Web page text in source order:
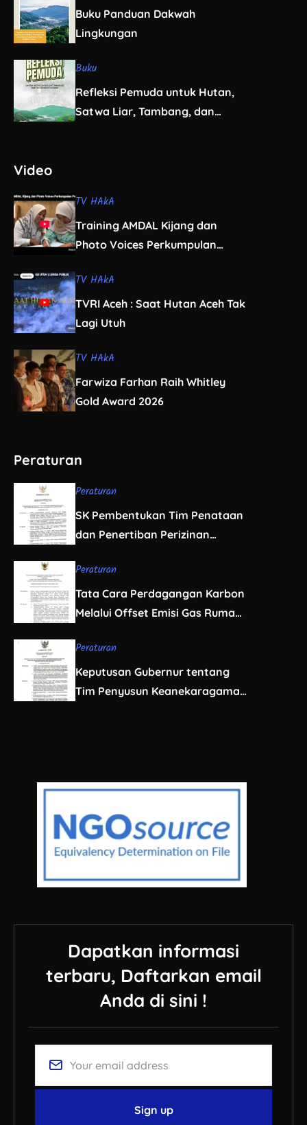
Buku Panduan Dakwah
Lingkungan
Buku
Refleksi Pemuda untuk Hutan,
Satwa Liar, Tambang, dan
Video
TV HAkA
Training AMDAL Kijang dan
Photo Voices Perkumpulan
TV HAkA
TVRI Aceh : Saat Hutan Aceh Tak
Lagi Utuh
TV HAkA
Farwiza Farhan Raih Whitley
Gold Award 2026
Peraturan
Peraturan
SK Pembentukan Tim Penataan
dan Penertiban Perizinan
Aceh
Peraturan
Tata Cara Perdagangan Karbon
Melalui Offset Emisi Gas Rumah
Peraturan
Keputusan Gubernur tentang
Tim Penyusun Keanekaragaman
Dapatkan informasi
terbaru, Daftarkan email
Anda di sini !